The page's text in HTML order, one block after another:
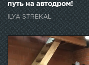
путь на автодром!
ILYA STREKAL